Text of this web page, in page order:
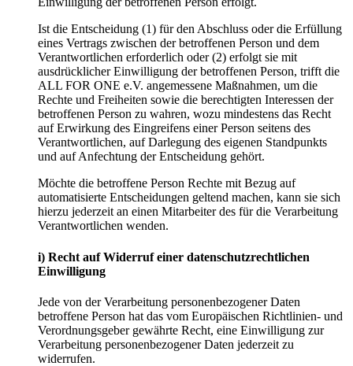
Ist die Entscheidung (1) für den Abschluss oder die Erfüllung
eines Vertrags zwischen der betroffenen Person und dem
Verantwortlichen erforderlich oder (2) erfolgt sie mit
ausdrücklicher Einwilligung der betroffenen Person, trifft die
ALL FOR ONE e.V. angemessene Maßnahmen, um die
Rechte und Freiheiten sowie die berechtigten Interessen der
betroffenen Person zu wahren, wozu mindestens das Recht
auf Erwirkung des Eingreifens einer Person seitens des
Verantwortlichen, auf Darlegung des eigenen Standpunkts
und auf Anfechtung der Entscheidung gehört.
Möchte die betroffene Person Rechte mit Bezug auf
automatisierte Entscheidungen geltend machen, kann sie sich
hierzu jederzeit an einen Mitarbeiter des für die Verarbeitung
Verantwortlichen wenden.
i) Recht auf Widerruf einer datenschutzrechtlichen
Einwilligung
Jede von der Verarbeitung personenbezogener Daten
betroffene Person hat das vom Europäischen Richtlinien- und
Verordnungsgeber gewährte Recht, eine Einwilligung zur
Verarbeitung personenbezogener Daten jederzeit zu
widerrufen.